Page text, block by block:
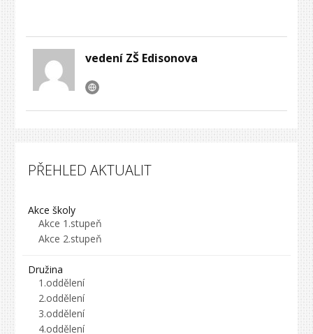
vedení ZŠ Edisonova
PŘEHLED AKTUALIT
Akce školy
Akce 1.stupeň
Akce 2.stupeň
Družina
1.oddělení
2.oddělení
3.oddělení
4.oddělení